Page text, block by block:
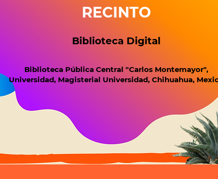
RECINTO
Biblioteca Digital
Biblioteca Pública Central "Carlos Montemayor",
Universidad, Magisterial Universidad, Chihuahua,